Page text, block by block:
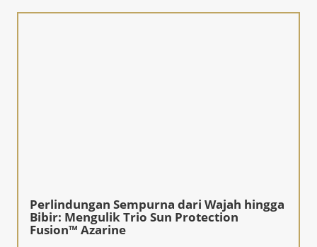
Perlindungan Sempurna dari Wajah hingga
Bibir: Mengulik Trio Sun Protection
Fusion™ Azarine